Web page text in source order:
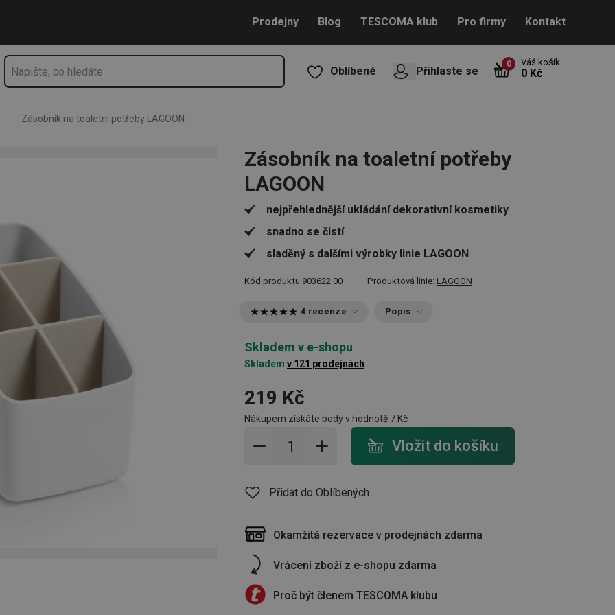
Prodejny Blog TESCOMA klub Pro firmy Kontakt
Oblíbené Přihlaste se
0 Váš košík
0 Kč
Zásobník na toaletní potřeby LAGOON
Zásobník na toaletní potřeby
LAGOON
nejpřehlednější ukládání dekorativní kosmetiky
snadno se čistí
sladěný s dalšími výrobky linie LAGOON
Kód produktu 903622.00 Produktová linie: LAGOON
4 recenze Popis
Skladem v e-shopu
Skladem v 121 prodejnách
219 Kč
Nákupem získáte body v hodnotě 7 Kč
Přidat do košíku - počet
Vložit do košíku
Přidat do Oblíbených
Okamžitá rezervace v prodejnách zdarma
Vrácení zboží z e-shopu zdarma
Proč být členem TESCOMA klubu